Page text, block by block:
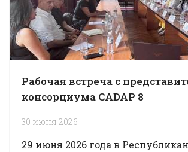
Рабочая встреча с
консорциума CADAP 8
30 июня 2026
29 июня 2026 года в